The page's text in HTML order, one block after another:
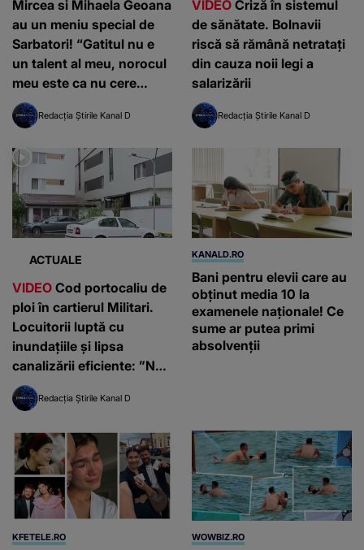
Mircea si Mihaela Geoana
au un meniu special de
Sarbatori! “Gatitul nu e
un talent al meu, norocul
meu este ca nu cere
nimeni sarmale si carnati”
Redacția Știrile Kanal D
VIDEO Criză în sistemul
de sănătate. Bolnavii
riscă să rămână netratați
din cauza noii legi a
salarizării
Redacția Știrile Kanal D
ACTUALE
VIDEO Cod portocaliu de
ploi în cartierul Militari.
Locuitorii luptă cu
inundațiile și lipsa
canalizării eficiente: ”Nu
putem ieși din case”
Redacția Știrile Kanal D
KANALD.RO
Bani pentru elevii care au
obținut media 10 la
examenele naționale! Ce
sume ar putea primi
absolvenții
KFETELE.RO WOWBIZ.RO